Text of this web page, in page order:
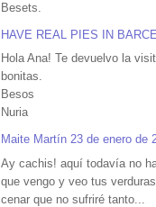
Besets.
HAVE REAL PIES IN
Hola Ana! Te devuelvo la
bonitas.
Besos
Nuria
Maite Martín 23 de enero de
Ay cachis! aquí todavía no
que vengo y veo tus
cenar que no sufriré tanto...